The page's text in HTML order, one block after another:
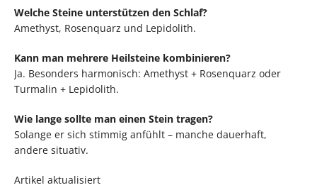
Welche Steine unterstützen den Schlaf?
Amethyst, Rosenquarz und Lepidolith.
Kann man mehrere Heilsteine kombinieren?
Ja. Besonders harmonisch: Amethyst + Rosenquarz oder
Turmalin + Lepidolith.
Wie lange sollte man einen Stein tragen?
Solange er sich stimmig anfühlt – manche dauerhaft,
andere situativ.
Artikel aktualisiert